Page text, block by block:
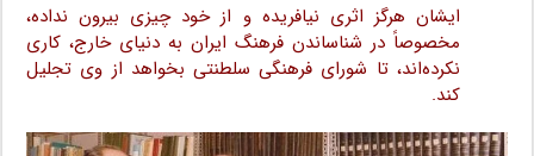
ایشان هرگز اثری نیافریده و از خود چیزی بیرون نداده،
مخصوصاً در شناساندن فرهنگ ایران به دنیای خارج، کاری
نکرده‌اند، تا شورای فرهنگی سلطنتی بخواهد از وی تجلیل
کند.